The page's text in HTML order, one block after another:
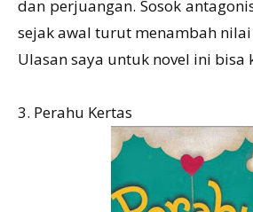
dan perjuangan. Sosok
sejak awal turut menambah
Ulasan saya untuk novel ini bisa
3. Perahu Kertas